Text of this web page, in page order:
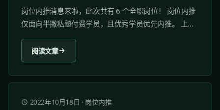
岗位内推消息来啦，此次共有 6 个全职岗位！ 岗位内推
仅面向半撇私塾付费学员，且优秀学员优先内推。 上海
震行文化发展有限公司...
阅读文章
2022年10月18日 · 岗位内推